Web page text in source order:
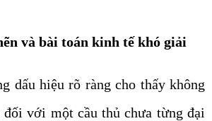
và bài toán kinh tế khó giải
dấu hiệu rõ ràng cho thấy không
đối với một cầu thủ chưa từng đại